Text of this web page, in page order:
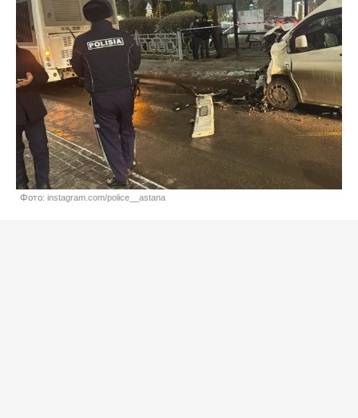
Фото: instagram.com/police__astana